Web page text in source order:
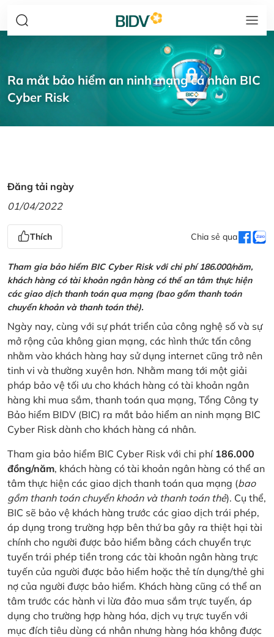
Ra mắt bảo hiểm an ninh mạng cá nhân BIC
Cyber Risk
Đăng tải ngày
01/04/2022
Thích Chia sẻ qua
Tham gia bảo hiểm BIC Cyber Risk với chi phí 186.000/năm,
khách hàng có tài khoản ngân hàng có thể an tâm thực hiện
các giao dịch thanh toán qua mạng (bao gồm thanh toán
chuyển khoản và thanh toán thẻ).
Ngày nay, cùng với sự phát triển của công nghệ số và sự
mở rộng của không gian mạng, các hình thức tấn công
nhằm vào khách hàng hay sử dụng internet cũng trở nên
tinh vi và thường xuyên hơn. Nhằm mang tới một giải
pháp bảo vệ tối ưu cho khách hàng có tài khoản ngân
hàng khi mua sắm, thanh toán qua mạng, Tổng Công ty
Bảo hiểm BIDV (BIC) ra mắt bảo hiểm an ninh mạng BIC
Cyber Risk dành cho khách hàng cá nhân.
Tham gia bảo hiểm BIC Cyber Risk với chi phí 186.000
đồng/năm, khách hàng có tài khoản ngân hàng có thể an
tâm thực hiện các giao dịch thanh toán qua mạng (bao
gồm thanh toán chuyển khoản và thanh toán thẻ). Cụ thể,
BIC sẽ bảo vệ khách hàng trước các giao dịch trái phép,
áp dụng trong trường hợp bên thứ ba gây ra thiệt hại tài
chính cho người được bảo hiểm bằng cách chuyển trực
tuyến trái phép tiền trong các tài khoản ngân hàng trực
tuyến của người được bảo hiểm hoặc thẻ tín dụng/thẻ ghi
nợ của người được bảo hiểm. Khách hàng cũng có thể an
tâm trước các hành vi lừa đảo mua sắm trực tuyến, áp
dụng cho trường hợp hàng hóa, dịch vụ trực tuyến với
mục đích tiêu dùng cá nhân nhưng hàng hóa không được